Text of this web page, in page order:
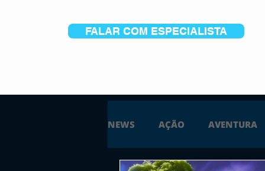
FALAR COM ESPECIALISTA
NEWS AÇÃO AVENTURA